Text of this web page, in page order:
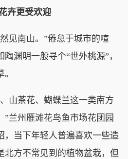
卉更受欢迎
南山。”倦怠于城市的喧
渊明一般寻个“世外桃源”，
茶花、蝴蝶兰这一类南方
”兰州雁滩花鸟鱼市场花团园
，当下年轻人普遍喜欢一些造
北方不常见到的植物盆栽，但